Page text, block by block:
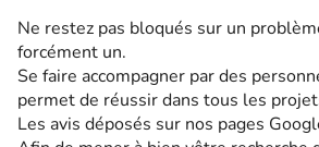
Ne restez pas bloqués sur un
forcément un.
Se faire accompagner par des
permet de réussir dans tous les
Les avis déposés sur nos pages